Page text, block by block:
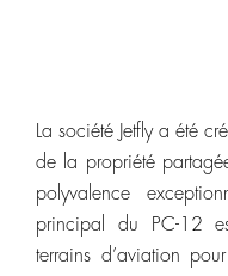
La société Jetfly a été
de la propriété
polyvalence
principal du PC-12
terrains d’aviation